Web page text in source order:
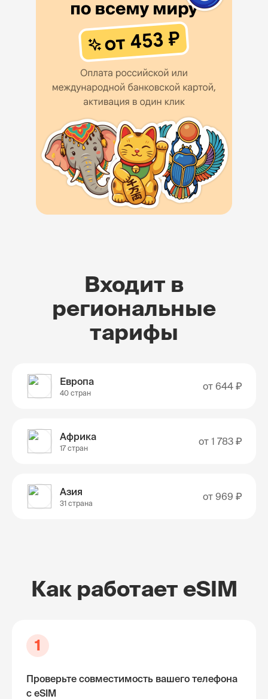
Входит в
региональные
тарифы
Европа
40 стран
от 644 ₽
Африка
17 стран
от 1 783 ₽
Азия
31 страна
от 969 ₽
Как работает eSIM
1
Проверьте совместимость вашего телефона
с eSIM